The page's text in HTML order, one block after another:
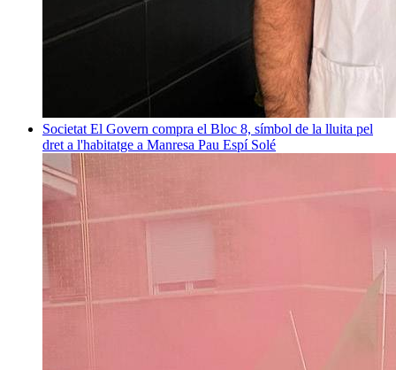
Societat El Govern compra el Bloc 8, símbol de la lluita pel
dret a l'habitatge a Manresa Pau Espí Solé